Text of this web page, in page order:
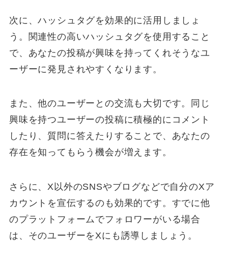
次に、ハッシュタグを効果的に活用しましょ
う。関連性の高いハッシュタグを使用すること
で、あなたの投稿が興味を持ってくれそうなユ
ーザーに発見されやすくなります。
また、他のユーザーとの交流も大切です。同じ
興味を持つユーザーの投稿に積極的にコメント
したり、質問に答えたりすることで、あなたの
存在を知ってもらう機会が増えます。
さらに、X以外のSNSやブログなどで自分のXア
カウントを宣伝するのも効果的です。すでに他
のプラットフォームでフォロワーがいる場合
は、そのユーザーをXにも誘導しましょう。